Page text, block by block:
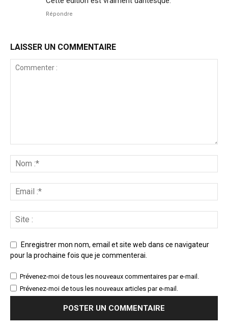
Répondre
LAISSER UN COMMENTAIRE
Enregistrer mon nom, email et site web dans ce navigateur
pour la prochaine fois que je commenterai.
Prévenez-moi de tous les nouveaux commentaires par e-mail.
Prévenez-moi de tous les nouveaux articles par e-mail.